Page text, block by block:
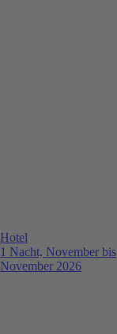
Hotel
1 Nacht, November bis
November 2026